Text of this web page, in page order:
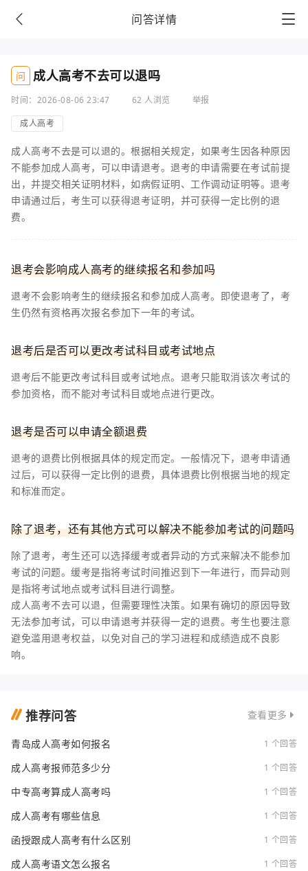
问答详情
问 成人高考不去可以退吗
时间：2026-08-06 23:47 62 人浏览
举报
成人高考
成人高考不去是可以退的。根据相关规定，如果考生因各种原因
不能参加成人高考，可以申请退考。退考的申请需要在考试前提
出，并提交相关证明材料，如病假证明、工作调动证明等。退考
申请通过后，考生可以获得退考证明，并可获得一定比例的退
费。
退考会影响成人高考的继续报名和参加吗
退考不会影响考生的继续报名和参加成人高考。即使退考了，考
生仍然有资格再次报名参加下一年的考试。
退考后是否可以更改考试科目或考试地点
退考后不能更改考试科目或考试地点。退考只能取消该次考试的
参加资格，而不能对考试科目或地点进行更改。
退考是否可以申请全额退费
退考的退费比例根据具体的规定而定。一般情况下，退考申请通
过后，可以获得一定比例的退费，具体退费比例根据当地的规定
和标准而定。
除了退考，还有其他方式可以解决不能参加考试的问题吗
除了退考，考生还可以选择缓考或者异动的方式来解决不能参加
考试的问题。缓考是指将考试时间推迟到下一年进行，而异动则
是指将考试地点或考试科目进行调整。
成人高考不去可以退，但需要理性决策。如果有确切的原因导致
无法参加考试，可以申请退考并获得一定的退费。考生也要注意
避免滥用退考权益，以免对自己的学习进程和成绩造成不良影
响。
推荐问答 查看更多
青岛成人高考如何报名 1 个回答
成人高考报师范多少分 1 个回答
中专高考算成人高考吗 1 个回答
成人高考有哪些信息 1 个回答
函授跟成人高考有什么区别 1 个回答
成人高考语文怎么报名 1 个回答